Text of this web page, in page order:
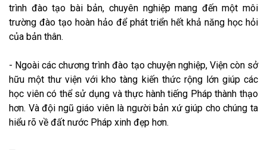
trình đào tạo bài bản, chuyên nghiệp mang đến một môi
trường đào tạo hoàn hảo để phát triển hết khả năng học hỏi
của bản thân.
- Ngoài các chương trình đào tạo chuyện nghiệp, Viện còn sở
hữu một thư viện với kho tàng kiến thức rộng lớn giúp các
học viên có thể sử dụng và thực hành tiếng Pháp thành thạo
hơn. Và đội ngũ giáo viên là người bản xứ giúp cho chúng ta
hiểu rõ về đất nước Pháp xinh đẹp hơn.